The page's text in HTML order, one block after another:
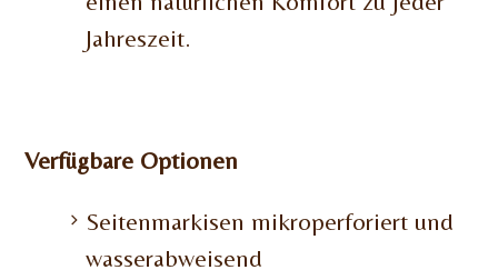
Jahreszeit.
Verfügbare Optionen
Seitenmarkisen mikroperforiert und
wasserabweisend